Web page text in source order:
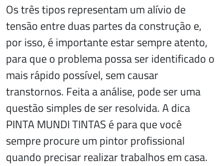
Os três tipos representam um alívio de
tensão entre duas partes da construção e,
por isso, é importante estar sempre atento,
para que o problema possa ser identificado o
mais rápido possível, sem causar
transtornos. Feita a análise, pode ser uma
questão simples de ser resolvida. A dica
PINTA MUNDI TINTAS é para que você
sempre procure um pintor profissional
quando precisar realizar trabalhos em casa.